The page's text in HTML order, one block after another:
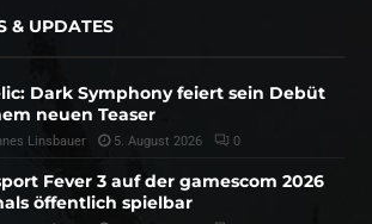
& UPDATES
Dark Symphony feiert sein Debüt
neuen Teaser
Linsbauer 5. August 2026 0
Fever 3 auf der gamescom 2026
öffentlich spielbar